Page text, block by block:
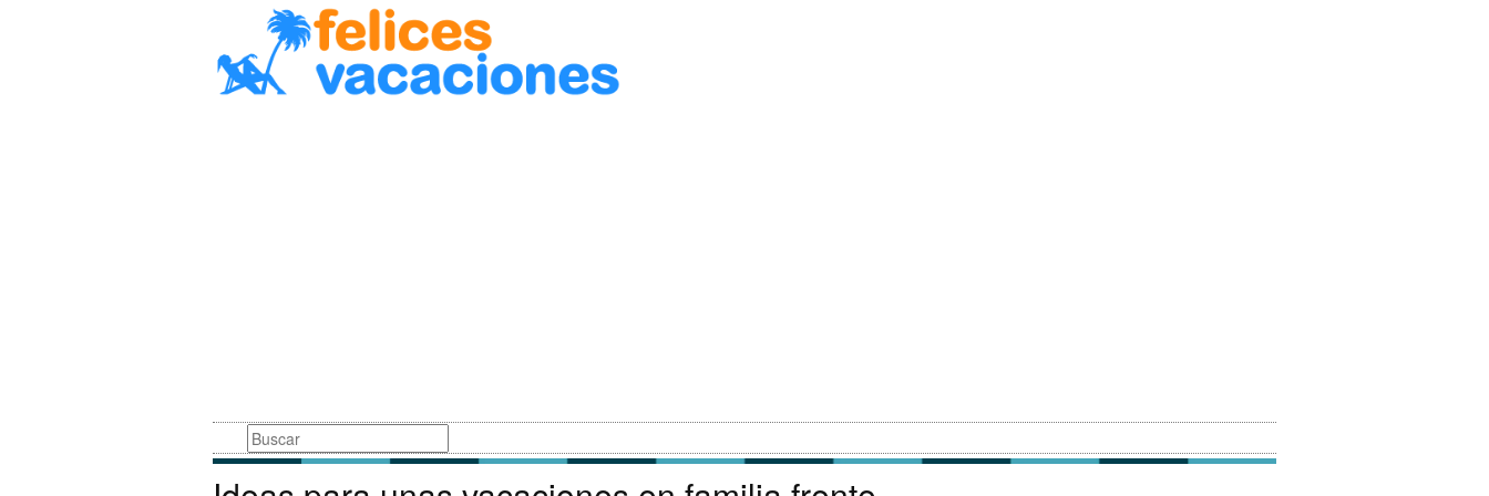
Busqueda